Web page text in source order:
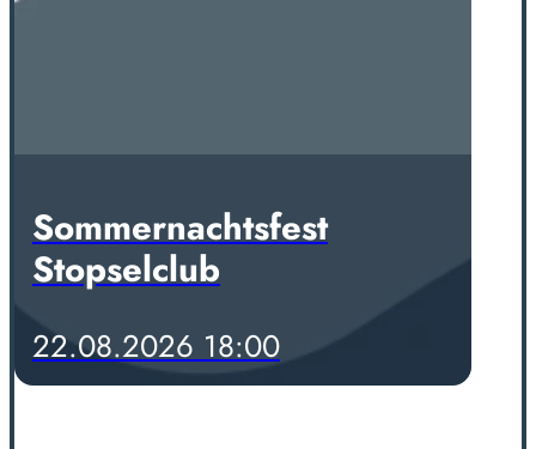
Sommernachtsfest
Stopselclub
22.08.2026 18:00